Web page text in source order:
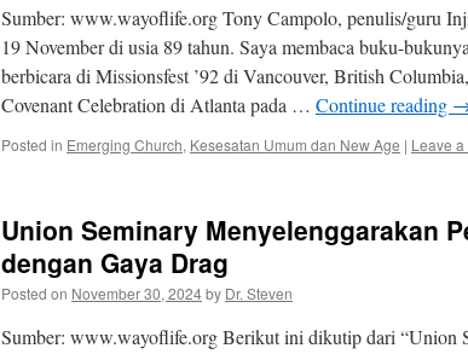
Sumber: www.wayoflife.org Tony Campolo, penulis/guru
19 November di usia 89 tahun. Saya membaca buku-
berbicara di Missionsfest ’92 di Vancouver, British
Covenant Celebration di Atlanta pada … Continue reading
Posted in Emerging Church, Kesesatan Umum dan New Age | Leave
Union Seminary Menyelenggarakan
dengan Gaya Drag
Posted on November 30, 2024by Dr. Steven
Sumber: www.wayoflife.org Berikut ini dikutip dari “Union